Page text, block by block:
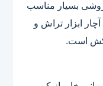
بسیار مناسب
ابزار تراش و
چکش است.